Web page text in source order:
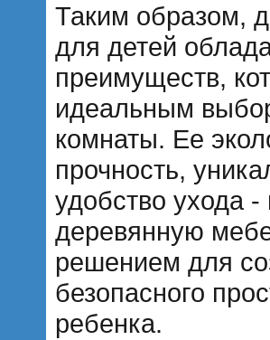
Таким образом,
для детей
преимуществ,
идеальным
комнаты. Ее
прочность,
удобство ухода -
деревянную
решением для
безопасного
ребенка.